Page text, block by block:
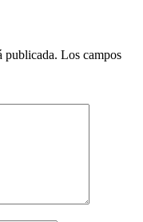
publicada. Los campos